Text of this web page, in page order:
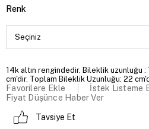
Renk
14k altın rengindedir. Bileklik uzunluğu :
cm'dir. Toplam Bileklik Uzunluğu: 22
Favorilere Ekle
İstek Listeme
Fiyat Düşünce Haber Ver
Tavsiye Et